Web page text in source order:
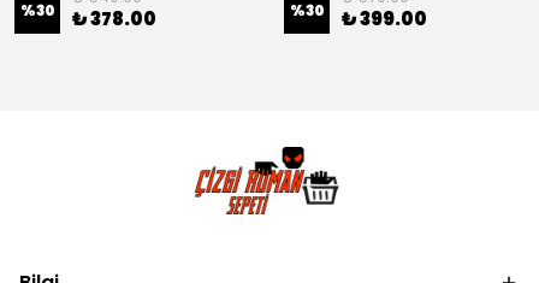
%30 ₺ 378.00 %30 ₺ 399.00